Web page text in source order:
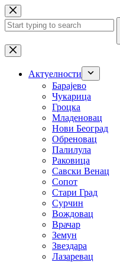
Skip
to
content
No
results
Актуелности
Барајево
Чукарица
Гроцка
Младеновац
Нови Београд
Обреновац
Палилула
Раковица
Савски Венац
Сопот
Стари Град
Сурчин
Вождовац
Врачар
Земун
Звездара
Лазаревац